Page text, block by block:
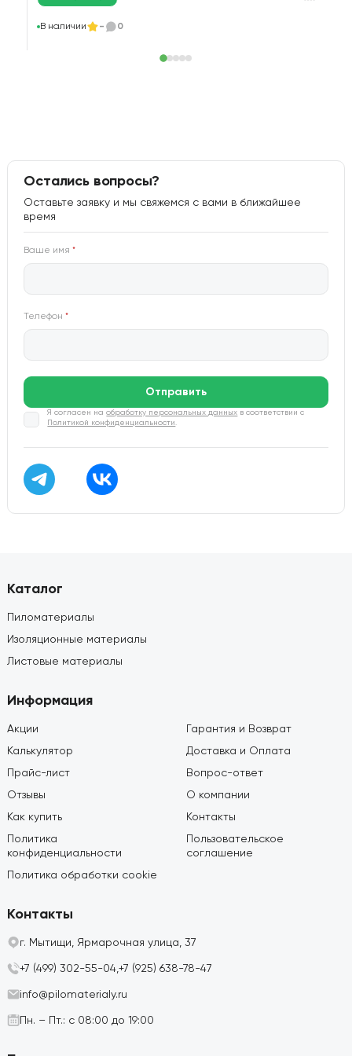
В наличии - 0
Остались вопросы?
Оставьте заявку и мы свяжемся с вами в ближайшее
время
Ваше имя*
Телефон*
Отправить
Я согласен наобработку персональных данных в соответствии с
Политикой конфиденциальности
Каталог
Пиломатериалы
Изоляционные материалы
Листовые материалы
Информация
Акции
Калькулятор
Прайс-лист
Отзывы
Как купить
Политика
конфиденциальности
Политика обработки cookie
Гарантия и Возврат
Доставка и Оплата
Вопрос-ответ
О компании
Контакты
Пользовательское
соглашение
Контакты
г. Мытищи, Ярмарочная улица, 37
+7 (499) 302-55-04,+7 (925) 638-78-47
info@pilomaterialy.ru
Пн. – Пт.: с 08:00 до 19:00